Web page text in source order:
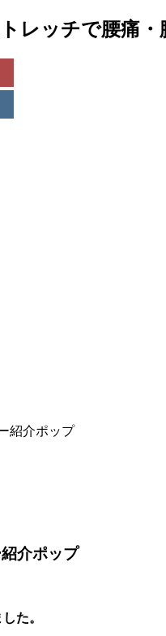
レッチで腰痛
紹介ポップ
介ポップ
た。